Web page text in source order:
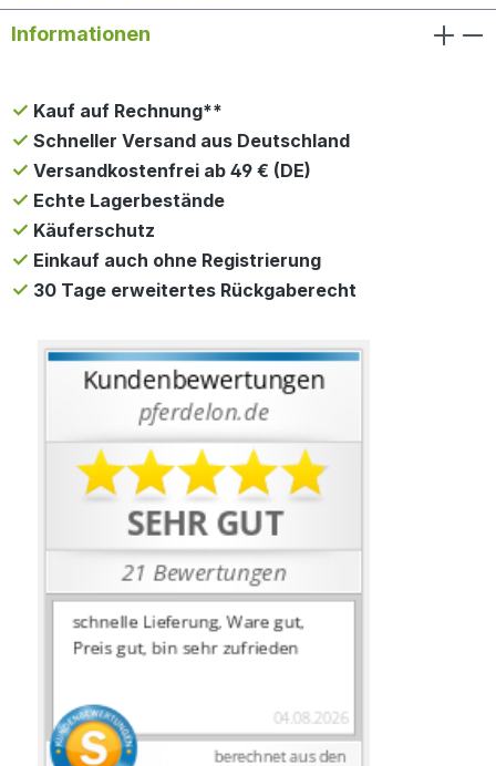
Informationen
Kauf auf Rechnung**
Schneller Versand aus Deutschland
Versandkostenfrei ab 49 € (DE)
Echte Lagerbestände
Käuferschutz
Einkauf auch ohne Registrierung
30 Tage erweitertes Rückgaberecht